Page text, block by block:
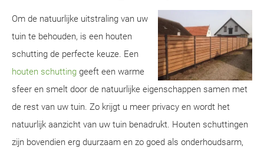
Om de natuurlijke uitstraling van uw
tuin te behouden, is een houten
schutting de perfecte keuze. Een
houten schutting geeft een warme
sfeer en smelt door de natuurlijke eigenschappen samen met
de rest van uw tuin. Zo krijgt u meer privacy en wordt het
natuurlijk aanzicht van uw tuin benadrukt. Houten schuttingen
zijn bovendien erg duurzaam en zo goed als onderhoudsarm,